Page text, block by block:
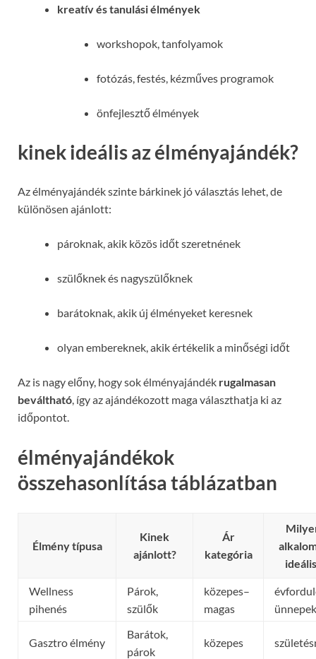
kreatív és tanulási élmények
workshopok, tanfolyamok
fotózás, festés, kézműves programok
önfejlesztő élmények
kinek ideális az élményajándék?
Az élményajándék szinte bárkinek jó választás lehet, de
különösen ajánlott:
pároknak, akik közös időt szeretnének
szülőknek és nagyszülőknek
barátoknak, akik új élményeket keresnek
olyan embereknek, akik értékelik a minőségi időt
Az is nagy előny, hogy sok élményajándék rugalmasan
beváltható, így az ajándékozott maga választhatja ki az
időpontot.
élményajándékok
összehasonlítása táblázatban
Élmény típusa
Kinek
ajánlott?
Ár
kategória
Wellness
pihenés
Párok,
szülők
közepes–
magas
ünnepek
Gasztro élmény
Barátok,
párok
közepes